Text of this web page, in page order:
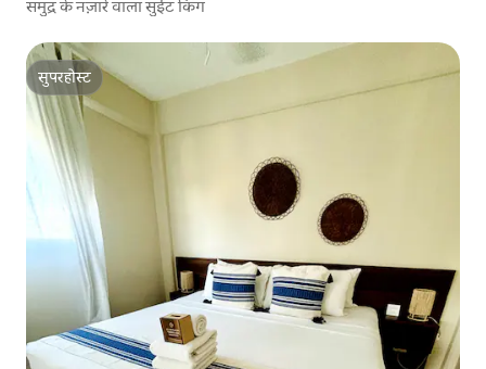
समुद्र के नज़ारे वाला सुईट किंग
सुपरहोस्ट
सुपरहोस्ट